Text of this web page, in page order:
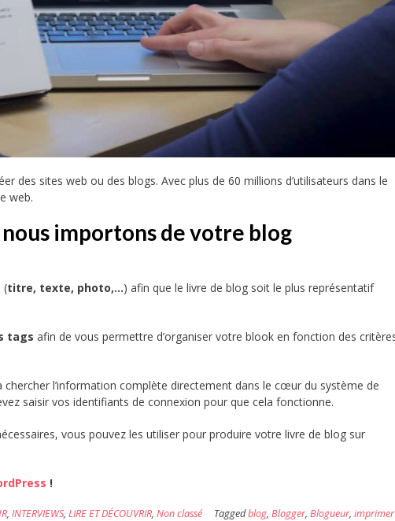
des sites web ou des blogs. Avec plus de 60 millions d’utilisateurs dans le
web.
importons de votre blog
(titre, texte, photo,…) afin que le livre de blog soit le plus représentatif
tags afin de vous permettre d’organiser votre blook en fonction des
l’information complète directement dans le cœur du système de
saisir vos identifiants de connexion pour que cela fonctionne.
vous pouvez les utiliser pour produire votre livre de blog sur
!
, INTERVIEWS, LIRE ET DÉCOUVRIR, Non classé Taggedblog, Blogger, Blogueur, imprimer